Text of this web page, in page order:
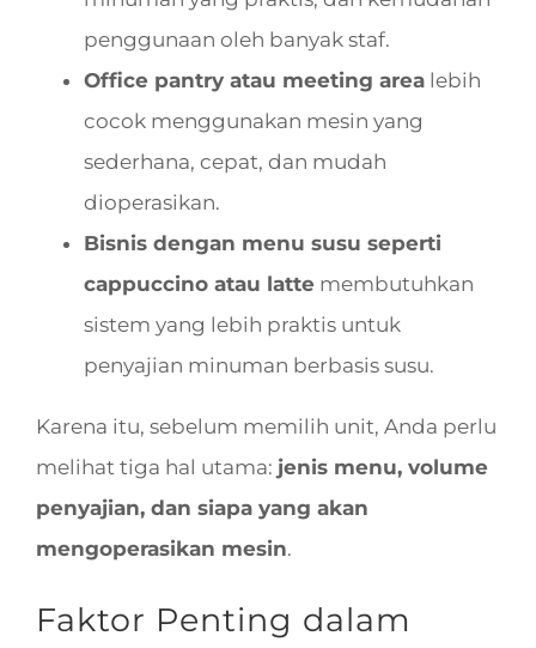
penggunaan oleh banyak staf.
Office pantry atau meeting arealebih
cocok menggunakan mesin yang
sederhana, cepat, dan mudah
dioperasikan.
Bisnis dengan menu susu seperti
cappuccino atau lattemembutuhkan
sistem yang lebih praktis untuk
penyajian minuman berbasis susu.
Karena itu, sebelum memilih unit, Anda perlu
melihat tiga hal utama: jenis menu, volume
penyajian, dan siapa yang akan
mengoperasikan mesin.
Faktor Penting dalam